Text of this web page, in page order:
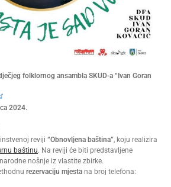
folklornog ansambla SKUD-a “Ivan Goran
2024.
reviji “Obnovljena baština” , koju realizira
baštinu. Na reviji će biti predstavljene
nošnje iz vlastite zbirke.
rezervaciju mjestana broj telefona: